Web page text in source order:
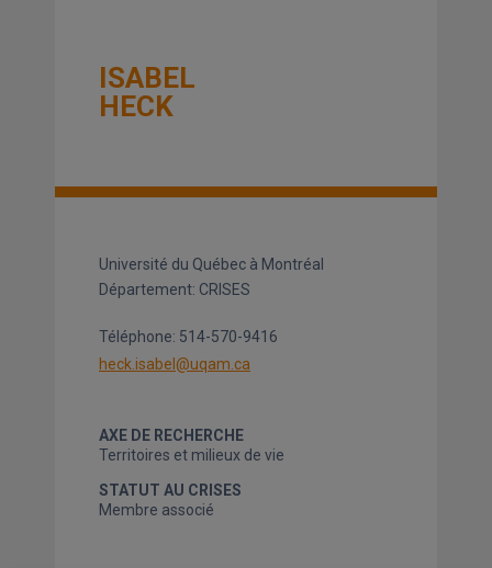
ISABEL
HECK
Université du Québec à Montréal
Département: CRISES
Téléphone: 514-570-9416
heck.isabel@uqam.ca
AXE DE RECHERCHE
Territoires et milieux de vie
STATUT AU CRISES
Membre associé